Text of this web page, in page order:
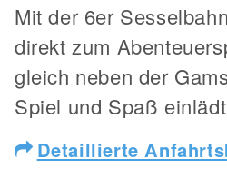
Mit der 6er
direkt zum
gleich neben der
Spiel und Spaß
Detaillierte